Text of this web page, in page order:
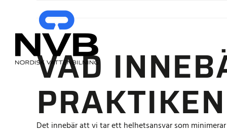
innehållet
VAD
Det innebär att vi tar ett helhetsansvar som